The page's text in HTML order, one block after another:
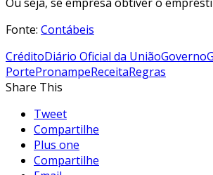
Fonte: Contábeis
CréditoDiário Oficial da UniãoGoverno
PortePronampeReceitaRegras
Share This
Tweet
Compartilhe
Plus one
Compartilhe